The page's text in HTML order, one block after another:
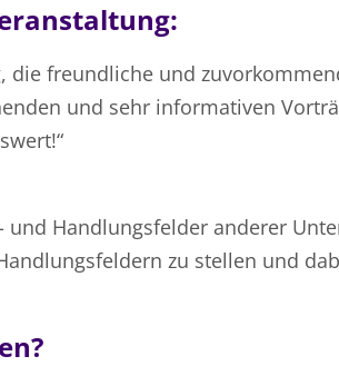
die freundliche und
und sehr informativen
und Handlungsfelder anderer
zu stellen und